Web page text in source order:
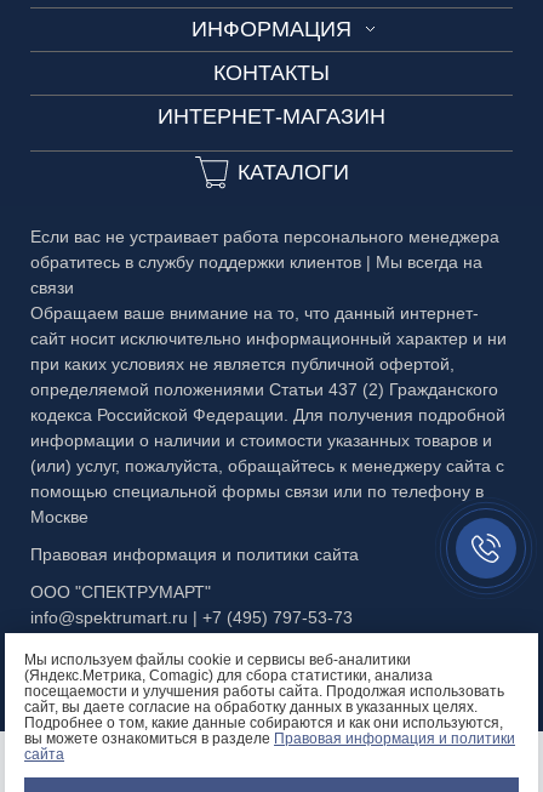
Мы используем файлы cookie и сервисы веб-аналитики
(Яндекс.Метрика, Comagic) для сбора статистики, анализа
посещаемости и улучшения работы сайта. Продолжая использовать
сайт, вы даете согласие на обработку данных в указанных целях.
Подробнее о том, какие данные собираются и как они используются,
вы можете ознакомиться в разделе Правовая информация и политики
сайта
Остались вопросы?
Позвоните нам!
МЕТАЛЛ
3D-тур на производство
Изготовление по шаблону
Вызов менеджера
Замеры и консультации
Разработка дизайн-проекта
ИНФОРМАЦИЯ
Технические условия
Сроки изготовления
Частые вопросы
Публичная оферта
КОНТАКТЫ
ИНТЕРНЕТ-МАГАЗИН
КАТАЛОГИ
Если вас не устраивает работа персонального менеджера
обратитесь в службу поддержки клиентов | Мы всегда на
связи
Обращаем ваше внимание на то, что данный интернет-
сайт носит исключительно информационный характер и ни
при каких условиях не является публичной офертой,
определяемой положениями Статьи 437 (2) Гражданского
кодекса Российской Федерации. Для получения подробной
информации о наличии и стоимости указанных товаров и
(или) услуг, пожалуйста, обращайтесь к менеджеру сайта с
помощью специальной формы связи или по телефону в
Москве
Правовая информация и политики сайта
ООО "СПЕКТРУМАРТ"
info@spektrumart.ru | +7 (495) 797-53-73
Заказать
звонок//